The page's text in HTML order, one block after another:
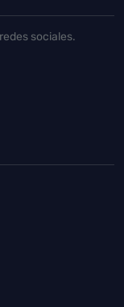
sociales.